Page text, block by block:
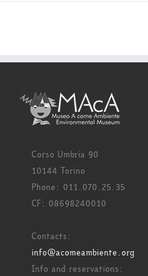
Corso Umbria 90
10144 Torino
Phone: 011.070.25.35
CF: 08698240010
Contacts:
info@acomeambiente.org
Info and reservations: